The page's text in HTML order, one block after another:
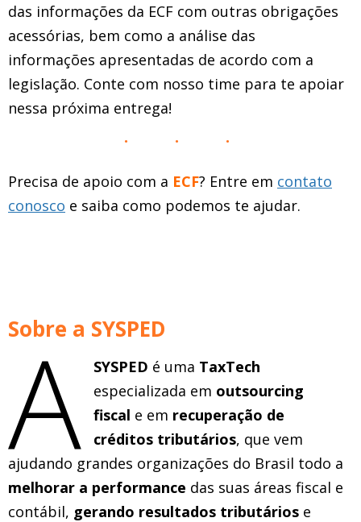
das informações da ECF com outras obrigações
acessórias, bem como a análise das
informações apresentadas de acordo com a
legislação. Conte com nosso time para te apoiar
nessa próxima entrega!
Precisa de apoio com a ECF? Entre em contato
conosco e saiba como podemos te ajudar.
Sobre a SYSPED
A SYSPED é uma TaxTech
especializada em outsourcing
fiscal e em recuperação de
créditos tributários, que vem
ajudando grandes organizações do Brasil todo a
melhorar a performance das suas áreas fiscal e
contábil, gerando resultados tributários e